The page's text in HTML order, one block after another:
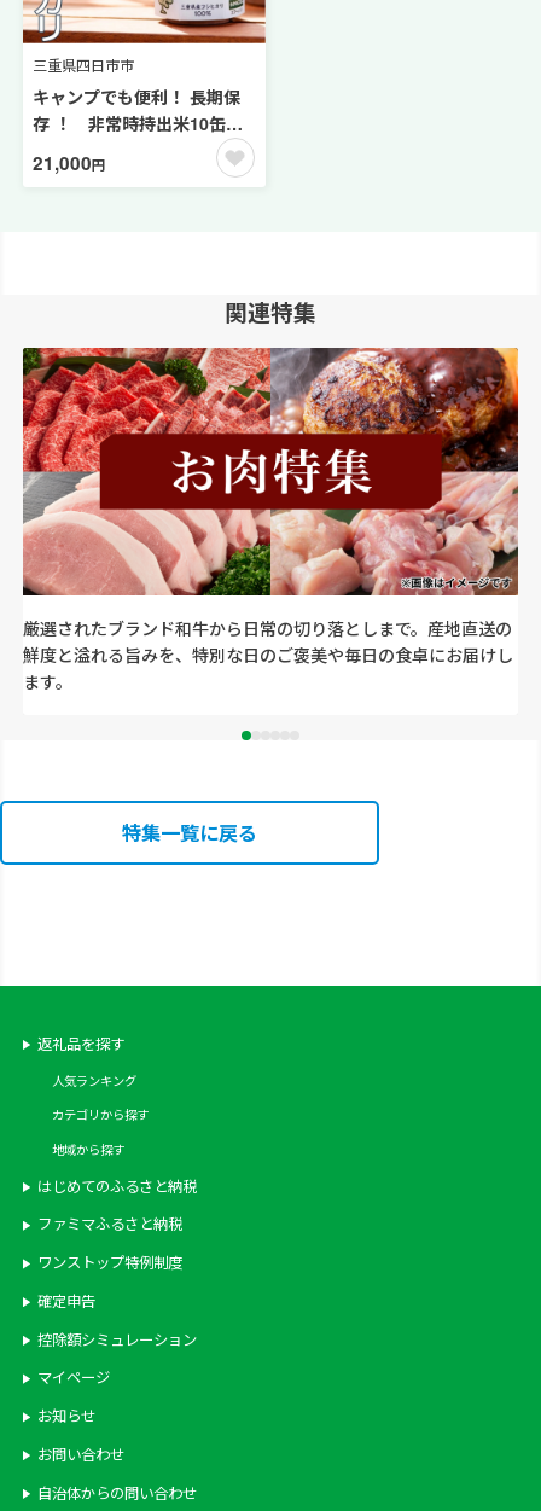
三重県四日市市
キャンプでも便利！ 長期保
存 ！ 非常時持出米10缶
わかめごはん（製造日から８
年） ［ 災害 災害時米 防災
21,000円
関連特集
厳選されたブランド和牛から日常の切り落としまで。産地直送の
鮮度と溢れる旨みを、特別な日のご褒美や毎日の食卓にお届けし
ます。
特集一覧に戻る
返礼品を探す
人気ランキング
カテゴリから探す
地域から探す
はじめてのふるさと納税
ファミマふるさと納税
ワンストップ特例制度
確定申告
控除額シミュレーション
マイページ
お知らせ
お問い合わせ
自治体からの問い合わせ